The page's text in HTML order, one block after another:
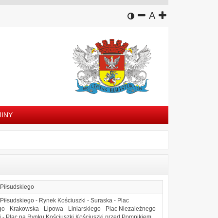
wersja kontrastowa
zmniejsz
Adomyślny
zwiększ
- Rynek Kościuszki - Suraska - Plac
- Krakowska - Lipowa - Liniarskiego - Plac Niezależnego